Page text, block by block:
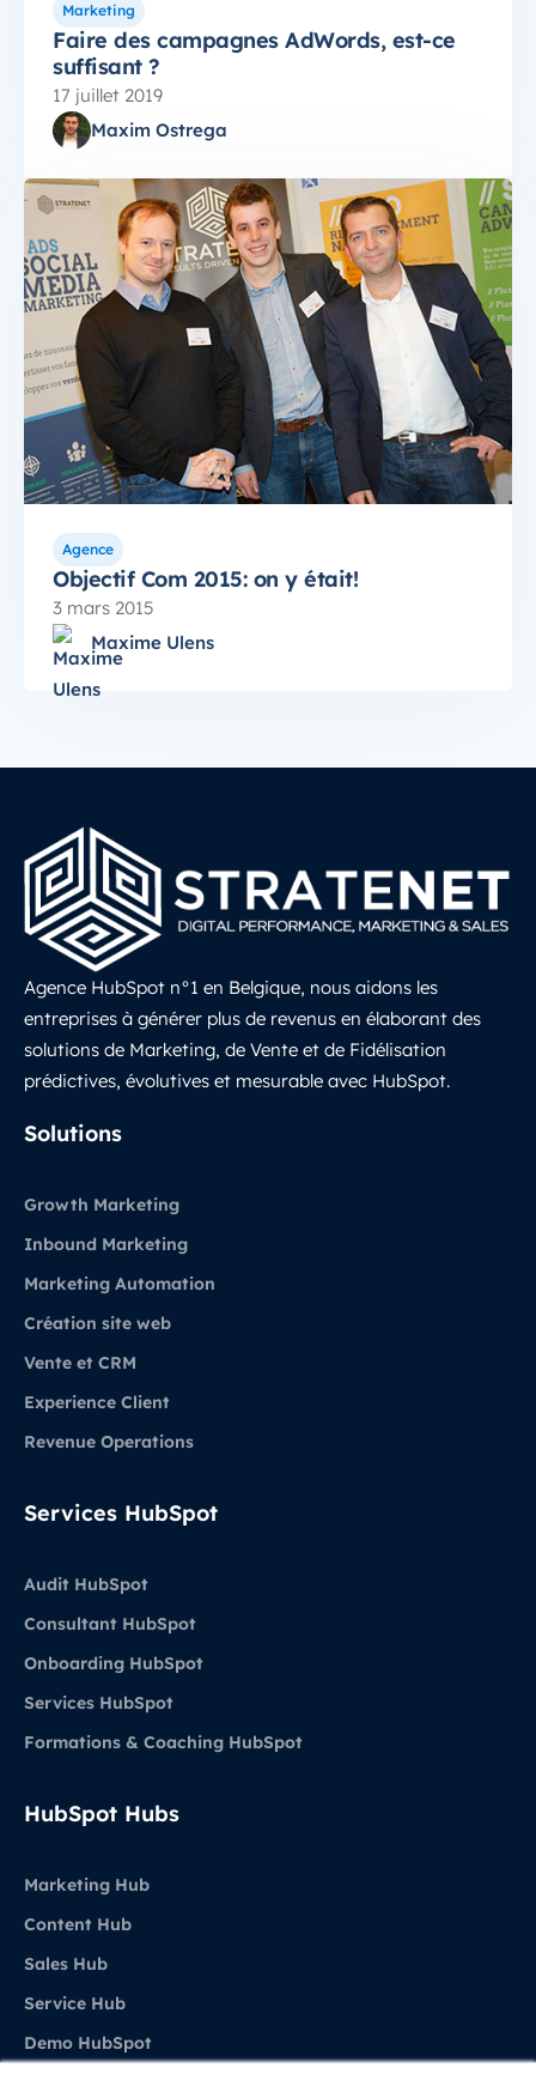
Marketing
Faire des campagnes AdWords, est-ce
suffisant ?
17 juillet 2019
Maxim Ostrega
Agence
Objectif Com 2015: on y était!
3 mars 2015
Maxime Ulens
Agence HubSpot n°1 en Belgique, nous aidons les
entreprises à générer plus de revenus en élaborant des
solutions de Marketing, de Vente et de Fidélisation
prédictives, évolutives et mesurable avec HubSpot.
Solutions
Growth Marketing
Inbound Marketing
Marketing Automation
Création site web
Vente et CRM
Experience Client
Revenue Operations
Services HubSpot
Audit HubSpot
Consultant HubSpot
Onboarding HubSpot
Services HubSpot
Formations & Coaching HubSpot
HubSpot Hubs
Marketing Hub
Content Hub
Sales Hub
Service Hub
Demo HubSpot